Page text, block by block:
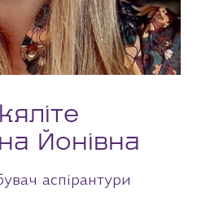
Йонівна
аспірантури